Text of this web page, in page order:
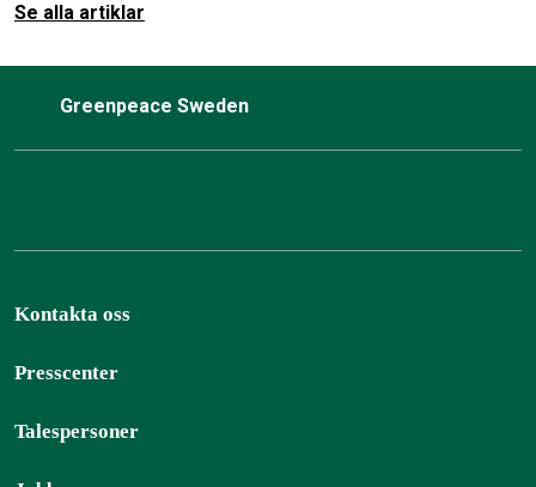
Se alla artiklar
Greenpeace Sweden
Kontakta oss
Presscenter
Talespersoner